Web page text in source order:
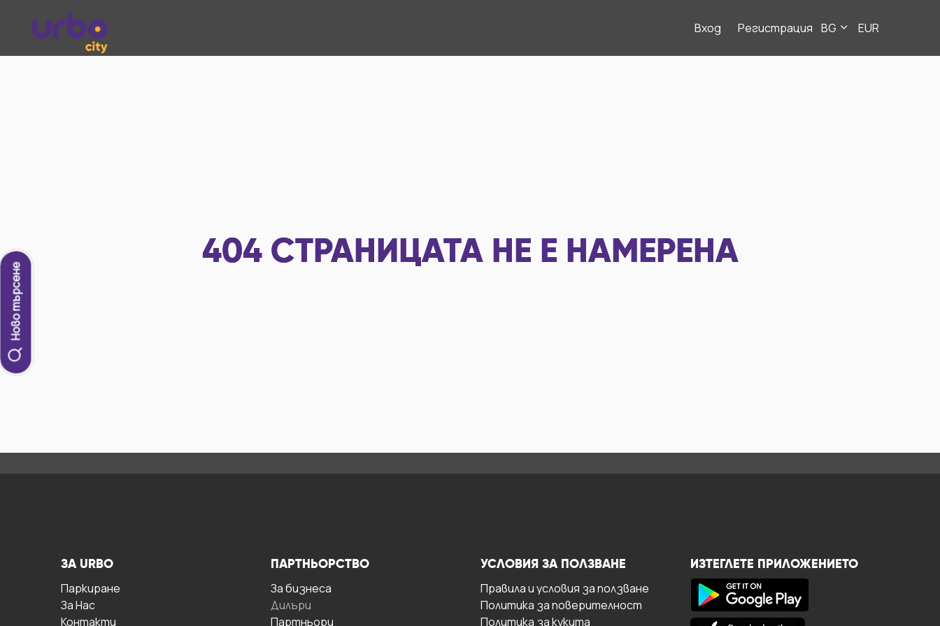
Вход Регистрация BG EUR
Ново търсене
404 СТРАНИЦАТА НЕ Е НАМЕРЕНА
ЗА URBO
Паркиране
За Hас
Контакти
ПАРТНЬОРСТВО
За бизнесa
Дилъри
Партньори
УСЛОВИЯ ЗА ПОЛЗВАНЕ
Правила и условия за ползване
Политика за поверителност
Политика за кукита
ИЗТЕГЛЕТЕ ПРИЛОЖЕНИЕТО